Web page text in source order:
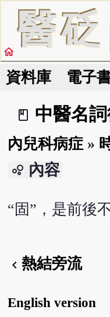
醫砭
home
資料庫 電子
book_2
中醫名
內兒科病症»
bubble_chart 內容
“固”，是前後
chevron_left 熱結旁流
English version